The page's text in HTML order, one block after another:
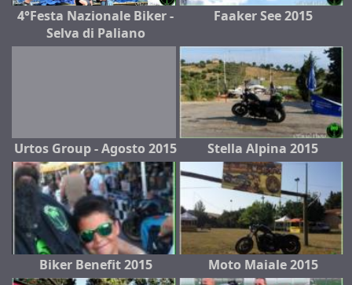
4°Festa Nazionale Biker -
Selva di Paliano
Faaker See 2015
Urtos Group - Agosto 2015 Stella Alpina 2015
Biker Benefit 2015 Moto Maiale 2015